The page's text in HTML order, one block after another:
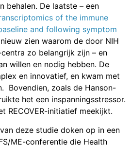
behalen. De laatste – een
of the immune
and following symptom
zien waarom de door NIH
zo belangrijk zijn – en
willen en nodig hebben. De
en innovatief, en kwam met
Bovendien, zoals de Hanson-
het een inspanningsstressor.
RECOVER-initiatief meekijkt.
deze studie doken op in een
ME-conferentie die Health